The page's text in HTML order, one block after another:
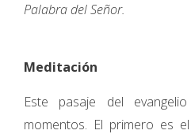
Palabra del Señor.
Meditación
Este pasaje del
momentos. El primero es